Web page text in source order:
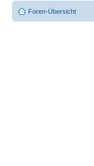
Foren-Übersicht